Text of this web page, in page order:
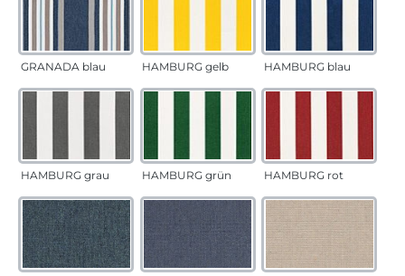
GRANADA blau HAMBURG gelb HAMBURG blau
HAMBURG grau HAMBURG grün HAMBURG rot